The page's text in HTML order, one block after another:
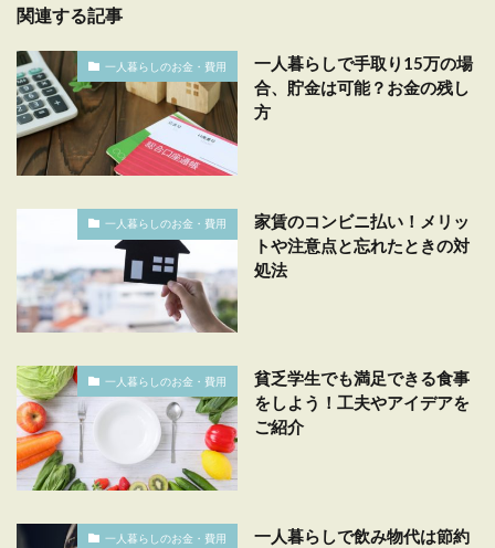
関連する記事
一人暮らしのお金・費用
一人暮らしで手取り15万の場
合、貯金は可能？お金の残し
方
一人暮らしのお金・費用
家賃のコンビニ払い！メリッ
トや注意点と忘れたときの対
処法
一人暮らしのお金・費用
貧乏学生でも満足できる食事
をしよう！工夫やアイデアを
ご紹介
一人暮らしのお金・費用
一人暮らしで飲み物代は節約